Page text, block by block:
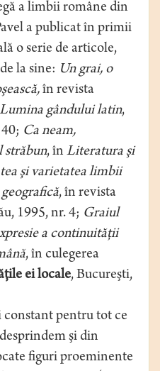
a limbii române din
a publicat în primii
o serie de articole,
la sine: Un grai, o
în revista
Lumina gândului latin,
Ca neam,
străbun, în Literatura şi
şi varietatea limbii
, în revista
1995, nr. 4; Graiul
a continuităţii
, în culegerea
ei locale, Bucureşti,
pentru tot ce
şi din
figuri proeminente